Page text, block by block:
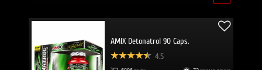
AMIX Detonatrol 90 Caps.
4.5